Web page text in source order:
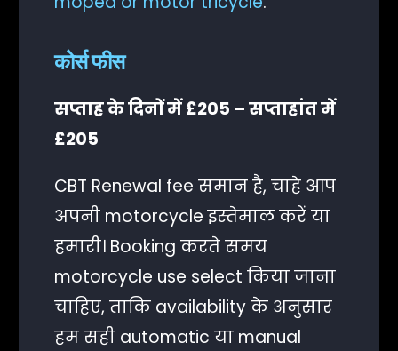
कोर्स फीस
सप्ताह के दिनों में £205 – सप्ताहांत में
£205
CBT Renewal fee समान है, चाहे आप
अपनी motorcycle इस्तेमाल करें या
हमारी। Booking करते समय
motorcycle use select किया जाना
चाहिए, ताकि availability के अनुसार
हम सही automatic या manual